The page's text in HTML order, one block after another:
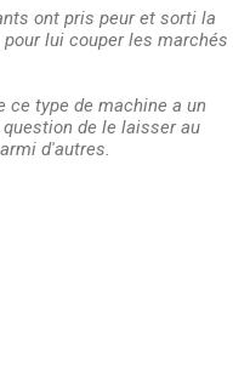
ont pris peur et sorti la
lui couper les marchés
ce type de machine a un
de le laisser au
d'autres.